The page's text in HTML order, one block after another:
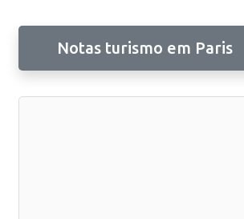
Notas turismo em Paris